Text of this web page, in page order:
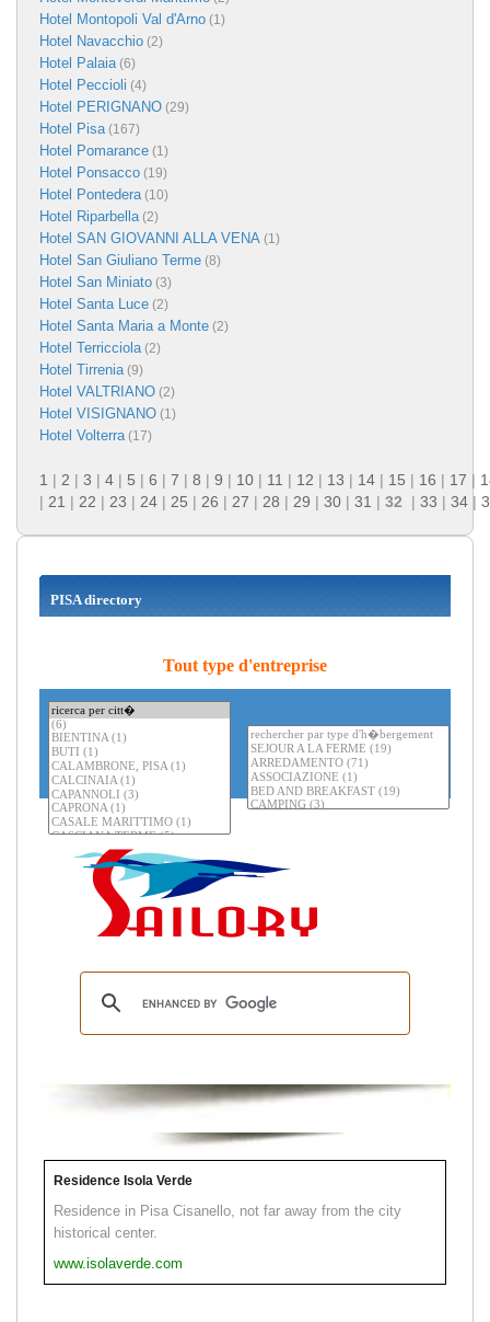
Hotel Montopoli Val d'Arno (1)
Hotel Navacchio (2)
Hotel Palaia (6)
Hotel Peccioli (4)
Hotel PERIGNANO (29)
Hotel Pisa (167)
Hotel Pomarance (1)
Hotel Ponsacco (19)
Hotel Pontedera (10)
Hotel Riparbella (2)
Hotel SAN GIOVANNI ALLA VENA (1)
Hotel San Giuliano Terme (8)
Hotel San Miniato (3)
Hotel Santa Luce (2)
Hotel Santa Maria a Monte (2)
Hotel Terricciola (2)
Hotel Tirrenia (9)
Hotel VALTRIANO (2)
Hotel VISIGNANO (1)
Hotel Volterra (17)
1 | 2 | 3 | 4 | 5 | 6 | 7 | 8 | 9 | 10 | 11 | 12 | 13 | 14 | 15 | 16 | 17 |
| 21 | 22 | 23 | 24 | 25 | 26 | 27 | 28 | 29 | 30 | 31 | 32 | 33 | 34 |
PISA directory
Tout type d'entreprise
Residence Isola Verde
Residence in Pisa Cisanello, not far away from the city
historical center.
www.isolaverde.com